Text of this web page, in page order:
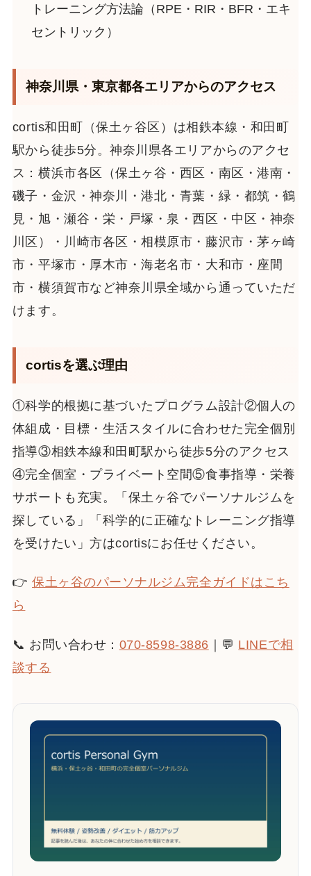
トレーニング方法論（RPE・RIR・BFR・エキ
セントリック）
神奈川県・東京都各エリアからのアクセス
cortis和田町（保土ヶ谷区）は相鉄本線・和田町
駅から徒歩5分。神奈川県各エリアからのアクセ
ス：横浜市各区（保土ヶ谷・西区・南区・港南・
磯子・金沢・神奈川・港北・青葉・緑・都筑・鶴
見・旭・瀬谷・栄・戸塚・泉・西区・中区・神奈
川区）・川崎市各区・相模原市・藤沢市・茅ヶ崎
市・平塚市・厚木市・海老名市・大和市・座間
市・横須賀市など神奈川県全域から通っていただ
けます。
cortisを選ぶ理由
①科学的根拠に基づいたプログラム設計②個人の
体組成・目標・生活スタイルに合わせた完全個別
指導③相鉄本線和田町駅から徒歩5分のアクセス
④完全個室・プライベート空間⑤食事指導・栄養
サポートも充実。「保土ヶ谷でパーソナルジムを
探している」「科学的に正確なトレーニング指導
を受けたい」方はcortisにお任せください。
👉 保土ヶ谷のパーソナルジム完全ガイドはこち
ら
📞 お問い合わせ： 070-8598-3886 ｜💬 LINEで相
談する